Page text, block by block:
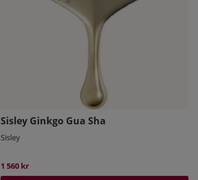
Sisley Ginkgo Gua Sha
Sisley
1 560 kr